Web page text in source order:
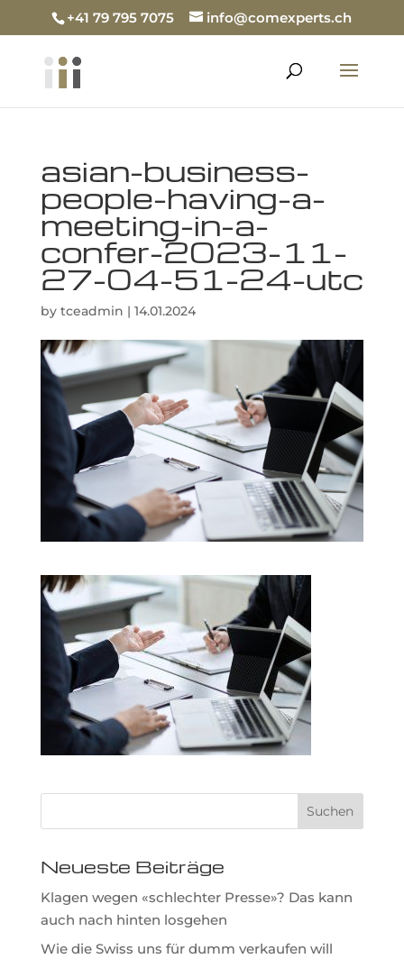
+41 79 795 7075 info@comexperts.ch
asian-business-
people-having-a-
meeting-in-a-
confer-2023-11-
27-04-51-24-utc
by tceadmin | 14.01.2024
Neueste Beiträge
Klagen wegen «schlechter Presse»? Das kann
auch nach hinten losgehen
Wie die Swiss uns für dumm verkaufen will